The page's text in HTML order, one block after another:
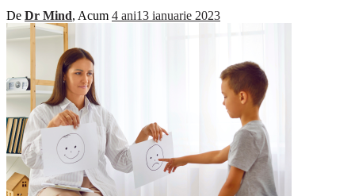
De Dr Mind, Acum 4 ani13 ianuarie 2023